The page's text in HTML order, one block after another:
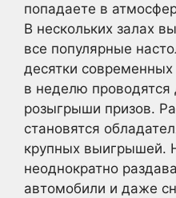
попадаете в
В нескольких залах
все популярные
десятки
в неделю проводятся
розыгрыши призов.
становятся
крупных выигрышей.
неоднократно
автомобили и даже